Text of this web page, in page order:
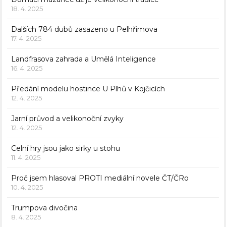
18. 4. 2025
Dalších 784 dubů zasazeno u Pelhřimova
17. 4. 2025
Landfrasova zahrada a Umělá Inteligence
16. 4. 2025
Předání modelu hostince U Plhů v Kojčicích
12. 4. 2025
Jarní průvod a velikonoční zvyky
12. 4. 2025
Celní hry jsou jako sirky u stohu
11. 4. 2025
Proč jsem hlasoval PROTI mediální novele ČT/ČRo
10. 4. 2025
Trumpova divočina
8. 4. 2025